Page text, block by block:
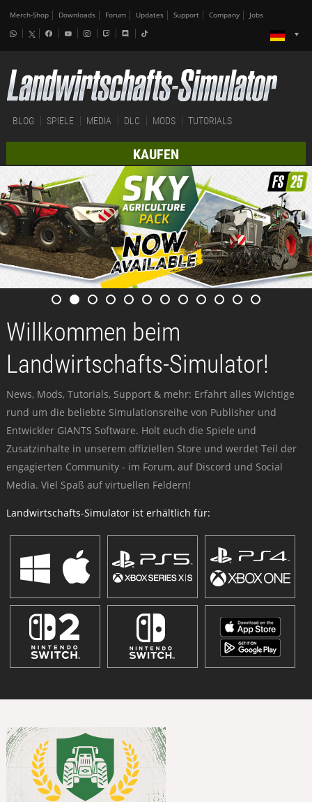
Merch-Shop Downloads Forum Updates Support Company Jobs
BLOG SPIELE MEDIA DLC MODS TUTORIALS
KAUFEN
Willkommen beim
Landwirtschafts-Simulator!
News, Mods, Tutorials, Support & mehr: Erfahrt alles Wichtige
rund um die beliebte Simulationsreihe von Publisher und
Entwickler GIANTS Software. Holt euch die Spiele und
Zusatzinhalte in unserem offiziellen Store und werdet Teil der
engagierten Community - im Forum, auf Discord und Social
Media. Viel Spaß auf virtuellen Feldern!
Landwirtschafts-Simulator ist erhältlich für: